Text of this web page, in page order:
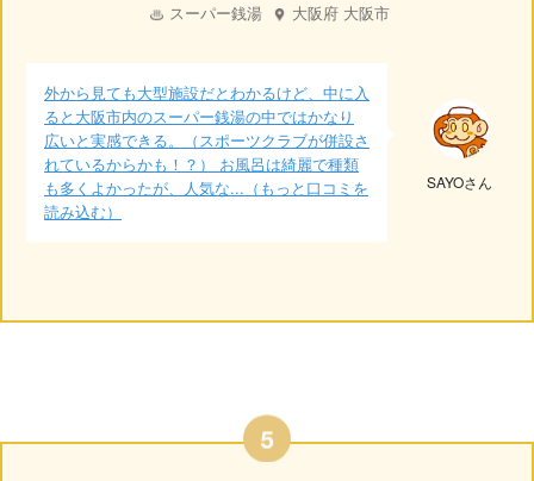
スーパー銭湯 大阪府 大阪市
外から見ても大型施設だとわかるけど、中に入
ると大阪市内のスーパー銭湯の中ではかなり
広いと実感できる。（スポーツクラブが併設さ
れているからかも！？） お風呂は綺麗で種類
も多くよかったが、人気な...（もっと口コミを
読み込む）
SAYOさん